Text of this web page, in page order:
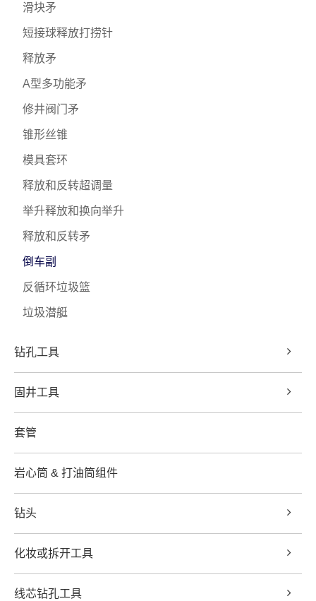
滑块矛
短接球释放打捞针
释放矛
A型多功能矛
修井阀门矛
锥形丝锥
模具套环
释放和反转超调量
举升释放和换向举升
释放和反转矛
倒车副
反循环垃圾篮
垃圾潜艇
钻孔工具
固井工具
套管
岩心筒 & 打油筒组件
钻头
化妆或拆开工具
线芯钻孔工具